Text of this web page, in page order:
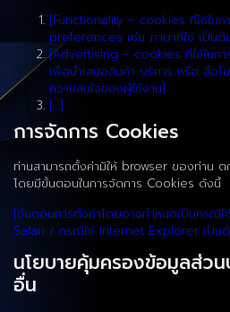
[Functionality – cookies ที่ใช้ในก
preferences เช่น ภาษาที่ใช้ เป็นต้
[Advertising – cookies ที่ใช้ในกา
เพื่อนำเสนอสินค้า บริการ หรือ สื่อ
ความสนใจของผู้ใช้งาน]
[…]
การจัดการ Cookies
ท่านสามารถตั้งค่ามิให้ browser ของท่าน
โดยมีขั้นตอนในการจัดการ Cookies ดังนี้
[ขั้นตอนการตั้งค่าโดยอาจกำหนดเป็นกร
Safari / กรณีใช้ Internet Explorer เป็น
นโยบายคุ้มครองข้อมูลส่ว
อื่น